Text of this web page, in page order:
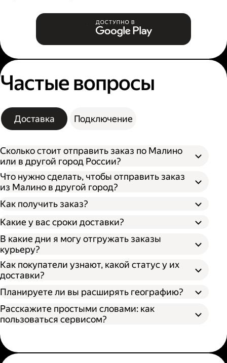
Частые вопросы
Доставка Подключение
Сколько стоит отправить заказ по Малино
или в другой город России?
Откройте кабинет для бизнеса;
Укажите, откуда забрать заказ и куда его
доставить;
Впишите необходимые данные о заказе;
Выберите тип оплаты;
В поле «Заказать» вы увидите конечную
стоимость доставки.
Что нужно сделать, чтобы отправить заказ
из Малино в другой город?
Как получить заказ?
По штрихкоду. Покажите штрихкод
сотруднику, отсканировав его, он отдаст
ваш заказ;
По номеру заказа. Получателю нужно
назвать номер заказа, чтобы сотрудник
мог выдать заказ;
По коду из смс. Получателю нужно назвать
получить его по номеру телефона.
Какие у вас сроки доставки?
В какие дни я могу отгружать заказы
курьеру?
Как покупатели узнают, какой статус у их
доставки?
Планируете ли вы расширять географию?
Расскажите простыми словами: как
пользоваться сервисом?